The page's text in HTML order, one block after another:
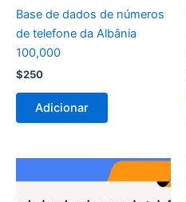
Base de dados de números
de telefone da Albânia
100,000
$250
Adicionar